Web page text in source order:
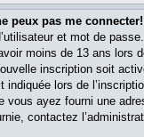
peux pas me connecter!
et mot de
moins de 13 ans lors
inscription soit
indiquée lors de
vous ayez fourni une
contactez